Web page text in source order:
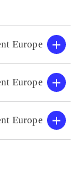
Europe
Europe
Europe